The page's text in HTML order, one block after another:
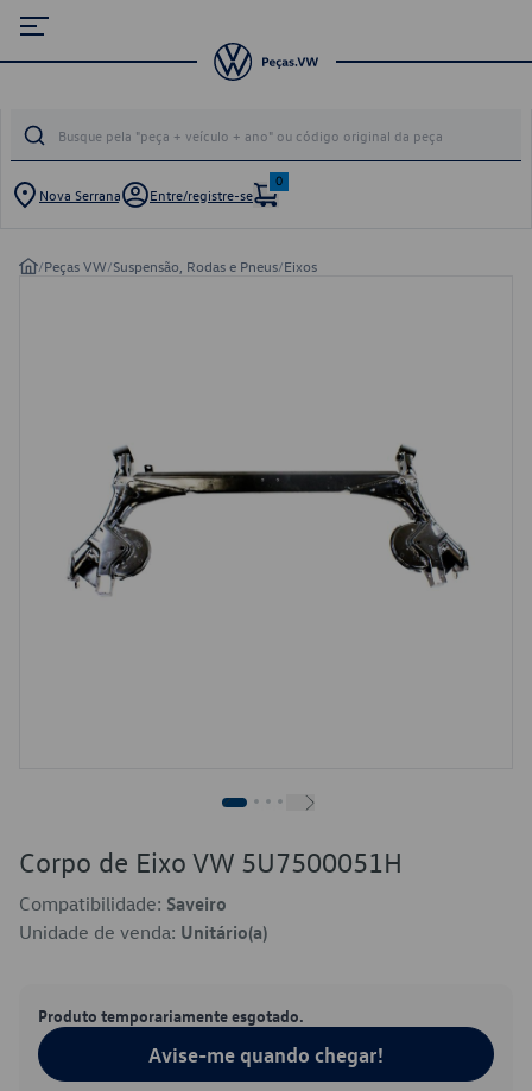
Nova Serrana Entre/registre-se
0
/Peças VW/Suspensão, Rodas e Pneus/Eixos
Corpo de Eixo VW 5U7500051H
Compatibilidade: Saveiro
Unidade de venda: Unitário(a)
Produto temporariamente esgotado.
Avise-me quando chegar!